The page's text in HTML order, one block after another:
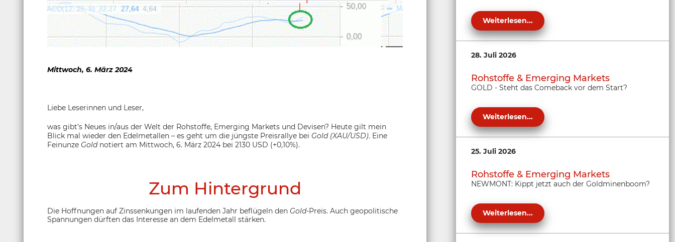
Mittwoch, 6. März 2024
Liebe Leserinnen und Leser,
was gibt’s Neues in/aus der Welt der Rohstoffe, Emerging Markets und Devisen? Heute gilt mein
Blick mal wieder den Edelmetallen – es geht um die jüngste Preisrallye bei Gold (XAU/USD). Eine
Feinunze Gold notiert am Mittwoch, 6. März 2024 bei 2130 USD (+0,10%).
Zum Hintergrund
Die Hoffnungen auf Zinssenkungen im laufenden Jahr beflügeln den Gold-Preis. Auch geopolitische
Spannungen dürften das Interesse an dem Edelmetall stärken.
Weiterlesen...
28. Juli 2026
Rohstoffe & Emerging Markets
GOLD - Steht das Comeback vor dem Start?
Weiterlesen...
25. Juli 2026
Rohstoffe & Emerging Markets
NEWMONT: Kippt jetzt auch der Goldminenboom?
Weiterlesen...